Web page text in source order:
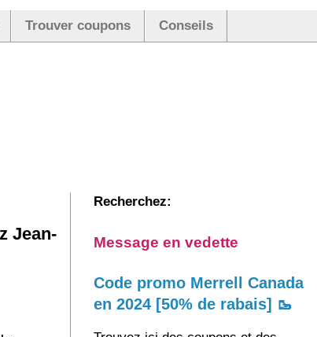
Trouver coupons Conseils
Jean-
Recherchez:
Message en vedette
Code promo Merrell Canada
en 2024 [50% de rabais] 🥾